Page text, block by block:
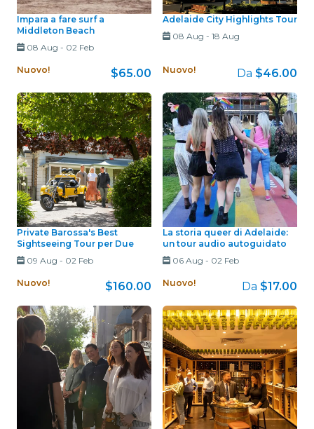
Impara a fare surf a
Middleton Beach
08 Aug - 02 Feb
Nuovo! $65.00
Adelaide City Highlights Tour
08 Aug - 18 Aug
Nuovo! Da $46.00
Private Barossa's Best
Sightseeing Tour per Due
09 Aug - 02 Feb
Nuovo! $160.00
La storia queer di Adelaide:
un tour audio autoguidato
06 Aug - 02 Feb
Nuovo! Da $17.00